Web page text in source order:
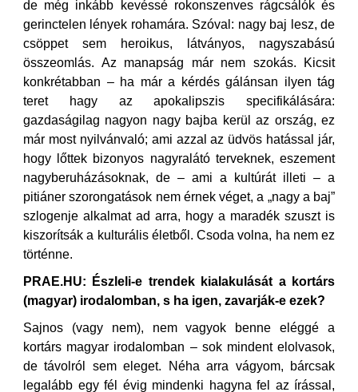
de még inkább kevéssé rokonszenves rágcsálók és
gerinctelen lények rohamára. Szóval: nagy baj lesz, de
csöppet sem heroikus, látványos, nagyszabású
összeomlás. Az manapság már nem szokás. Kicsit
konkrétabban – ha már a kérdés gálánsan ilyen tág
teret hagy az apokalipszis specifikálására:
gazdaságilag nagyon nagy bajba kerül az ország, ez
már most nyilvánvaló; ami azzal az üdvös hatással jár,
hogy lőttek bizonyos nagyralátó terveknek, eszement
nagyberuházásoknak, de – ami a kultúrát illeti – a
pitiáner szorongatások nem érnek véget, a „nagy a baj”
szlogenje alkalmat ad arra, hogy a maradék szuszt is
kiszorítsák a kulturális életből. Csoda volna, ha nem ez
történne.
PRAE.HU: Észleli-e trendek kialakulását a kortárs
(magyar) irodalomban, s ha igen, zavarják-e ezek?
Sajnos (vagy nem), nem vagyok benne eléggé a
kortárs magyar irodalomban – sok mindent elolvasok,
de távolról sem eleget. Néha arra vágyom, bárcsak
legalább egy fél évig mindenki hagyna fel az írással,